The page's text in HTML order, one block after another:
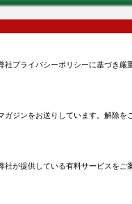
社プライバシーポリシーに基づき
ガジンをお送りしています。解除
社が提供している有料サービスを